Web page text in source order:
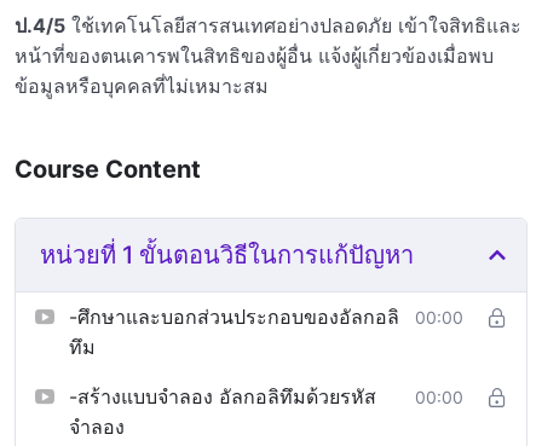
ป.4/5 ใช้เทคโนโลยีสารสนเทศอย่างปลอดภัย เข้าใจสิทธิและ
หน้าที่ของตนเคารพในสิทธิของผู้อื่น แจ้งผู้เกี่ยวข้องเมื่อพบ
ข้อมูลหรือบุคคลที่ไม่เหมาะสม
Course Content
หน่วยที่ 1 ขั้นตอนวิธีในการแก้ปัญหา
-ศึกษาและบอกส่วนประกอบของอัลกอลิ
ทึม
00:00
-สร้างแบบจำลอง อัลกอลิทึมด้วยรหัส
จำลอง
00:00